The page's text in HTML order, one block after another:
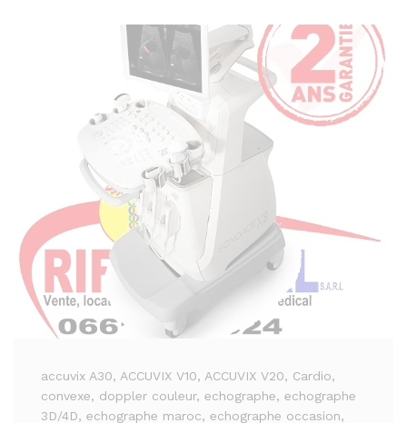
accuvix A30, ACCUVIX V10, ACCUVIX V20, Cardio,
convexe, doppler couleur, echographe, echographe
3D/4D, echographe maroc, echographe occasion,